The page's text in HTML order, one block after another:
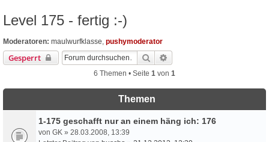
Level 175 - fertig :-)
Moderatoren: maulwurfklasse, pushymoderator
Gesperrt Suche
6 Themen • Seite 1 von 1
Themen
1-175 geschafft nur an einem häng ich: 176
von GK » 28.03.2008, 13:39